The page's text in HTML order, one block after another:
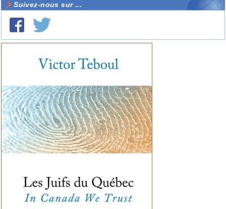
Suivez-nous sur ...